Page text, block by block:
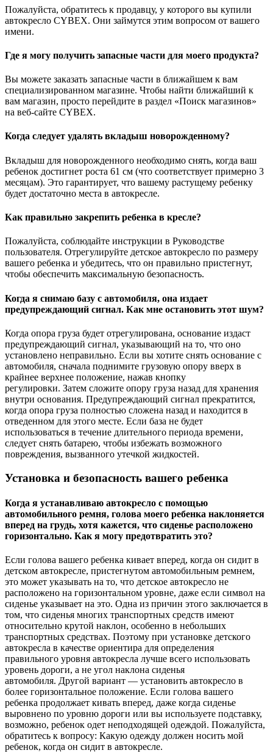
Пожалуйста, обратитесь к продавцу, у которого вы купили
автокресло CYBEX. Они займутся этим вопросом от вашего
имени.
Где я могу получить запасные части для моего продукта?
Вы можете заказать запасные части в ближайшем к вам
специализированном магазине. Чтобы найти ближайший к
вам магазин, просто перейдите в раздел «Поиск магазинов»
на веб-сайте CYBEX.
Когда следует удалять вкладыш новорожденному?
Вкладыш для новорожденного необходимо снять, когда ваш
ребенок достигнет роста 61 см (что соответствует примерно 3
месяцам). Это гарантирует, что вашему растущему ребенку
будет достаточно места в автокресле.
Как правильно закрепить ребенка в кресле?
Пожалуйста, соблюдайте инструкции в Руководстве
пользователя. Отрегулируйте детское автокресло по размеру
вашего ребенка и убедитесь, что он правильно пристегнут,
чтобы обеспечить максимальную безопасность.
Когда я снимаю базу с автомобиля, она издает
предупреждающий сигнал. Как мне остановить этот шум?
Когда опора груза будет отрегулирована, основание издаст
предупреждающий сигнал, указывающий на то, что оно
установлено неправильно. Если вы хотите снять основание с
автомобиля, сначала поднимите грузовую опору вверх в
крайнее верхнее положение, нажав кнопку
регулировки. Затем сложите опору груза назад для хранения
внутри основания. Предупреждающий сигнал прекратится,
когда опора груза полностью сложена назад и находится в
отведенном для этого месте. Если база не будет
использоваться в течение длительного периода времени,
следует снять батарею, чтобы избежать возможного
повреждения, вызванного утечкой жидкостей.
Установка и безопасность вашего ребенка
Когда я устанавливаю автокресло с помощью
автомобильного ремня, голова моего ребенка наклоняется
вперед на грудь, хотя кажется, что сиденье расположено
горизонтально. Как я могу предотвратить это?
Если голова вашего ребенка кивает вперед, когда он сидит в
детском автокресле, пристегнутом автомобильным ремнем,
это может указывать на то, что детское автокресло не
расположено на горизонтальном уровне, даже если символ на
сиденье указывает на это. Одна из причин этого заключается в
том, что сиденья многих транспортных средств имеют
относительно крутой наклон, особенно в небольших
транспортных средствах. Поэтому при установке детского
автокресла в качестве ориентира для определения
правильного уровня автокресла лучше всего использовать
уровень дороги, а не угол наклона сиденья
автомобиля. Другой вариант — установить автокресло в
более горизонтальное положение. Если голова вашего
ребенка продолжает кивать вперед, даже когда сиденье
выровнено по уровню дороги или вы используете подставку,
возможно, ребенок одет неподходящей одеждой. Пожалуйста,
обратитесь к вопросу: Какую одежду должен носить мой
ребенок, когда он сидит в автокресле.